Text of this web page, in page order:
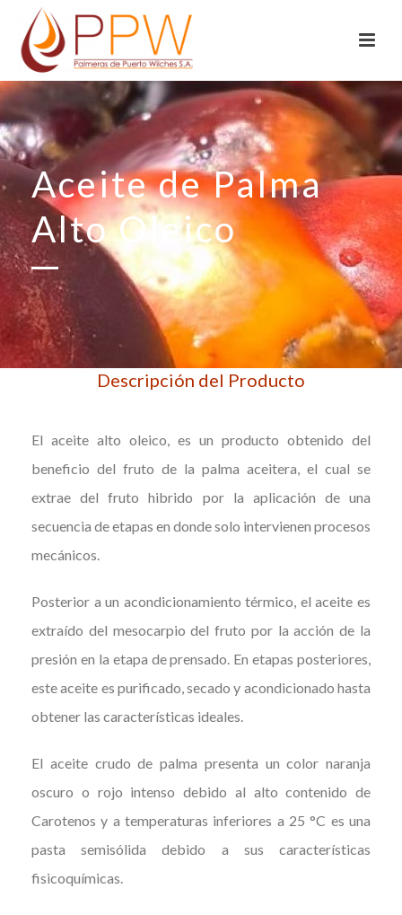
Aceite de Palma
Alto Oleico
Descripción del Producto
El aceite alto oleico, es un producto obtenido del
beneficio del fruto de la palma aceitera, el cual se
extrae del fruto hibrido por la aplicación de una
secuencia de etapas en donde solo intervienen procesos
mecánicos.
Posterior a un acondicionamiento térmico, el aceite es
extraído del mesocarpio del fruto por la acción de la
presión en la etapa de prensado. En etapas posteriores,
este aceite es purificado, secado y acondicionado hasta
obtener las características ideales.
El aceite crudo de palma presenta un color naranja
oscuro o rojo intenso debido al alto contenido de
Carotenos y a temperaturas inferiores a 25 °C es una
pasta semisólida debido a sus características
fisicoquímicas.